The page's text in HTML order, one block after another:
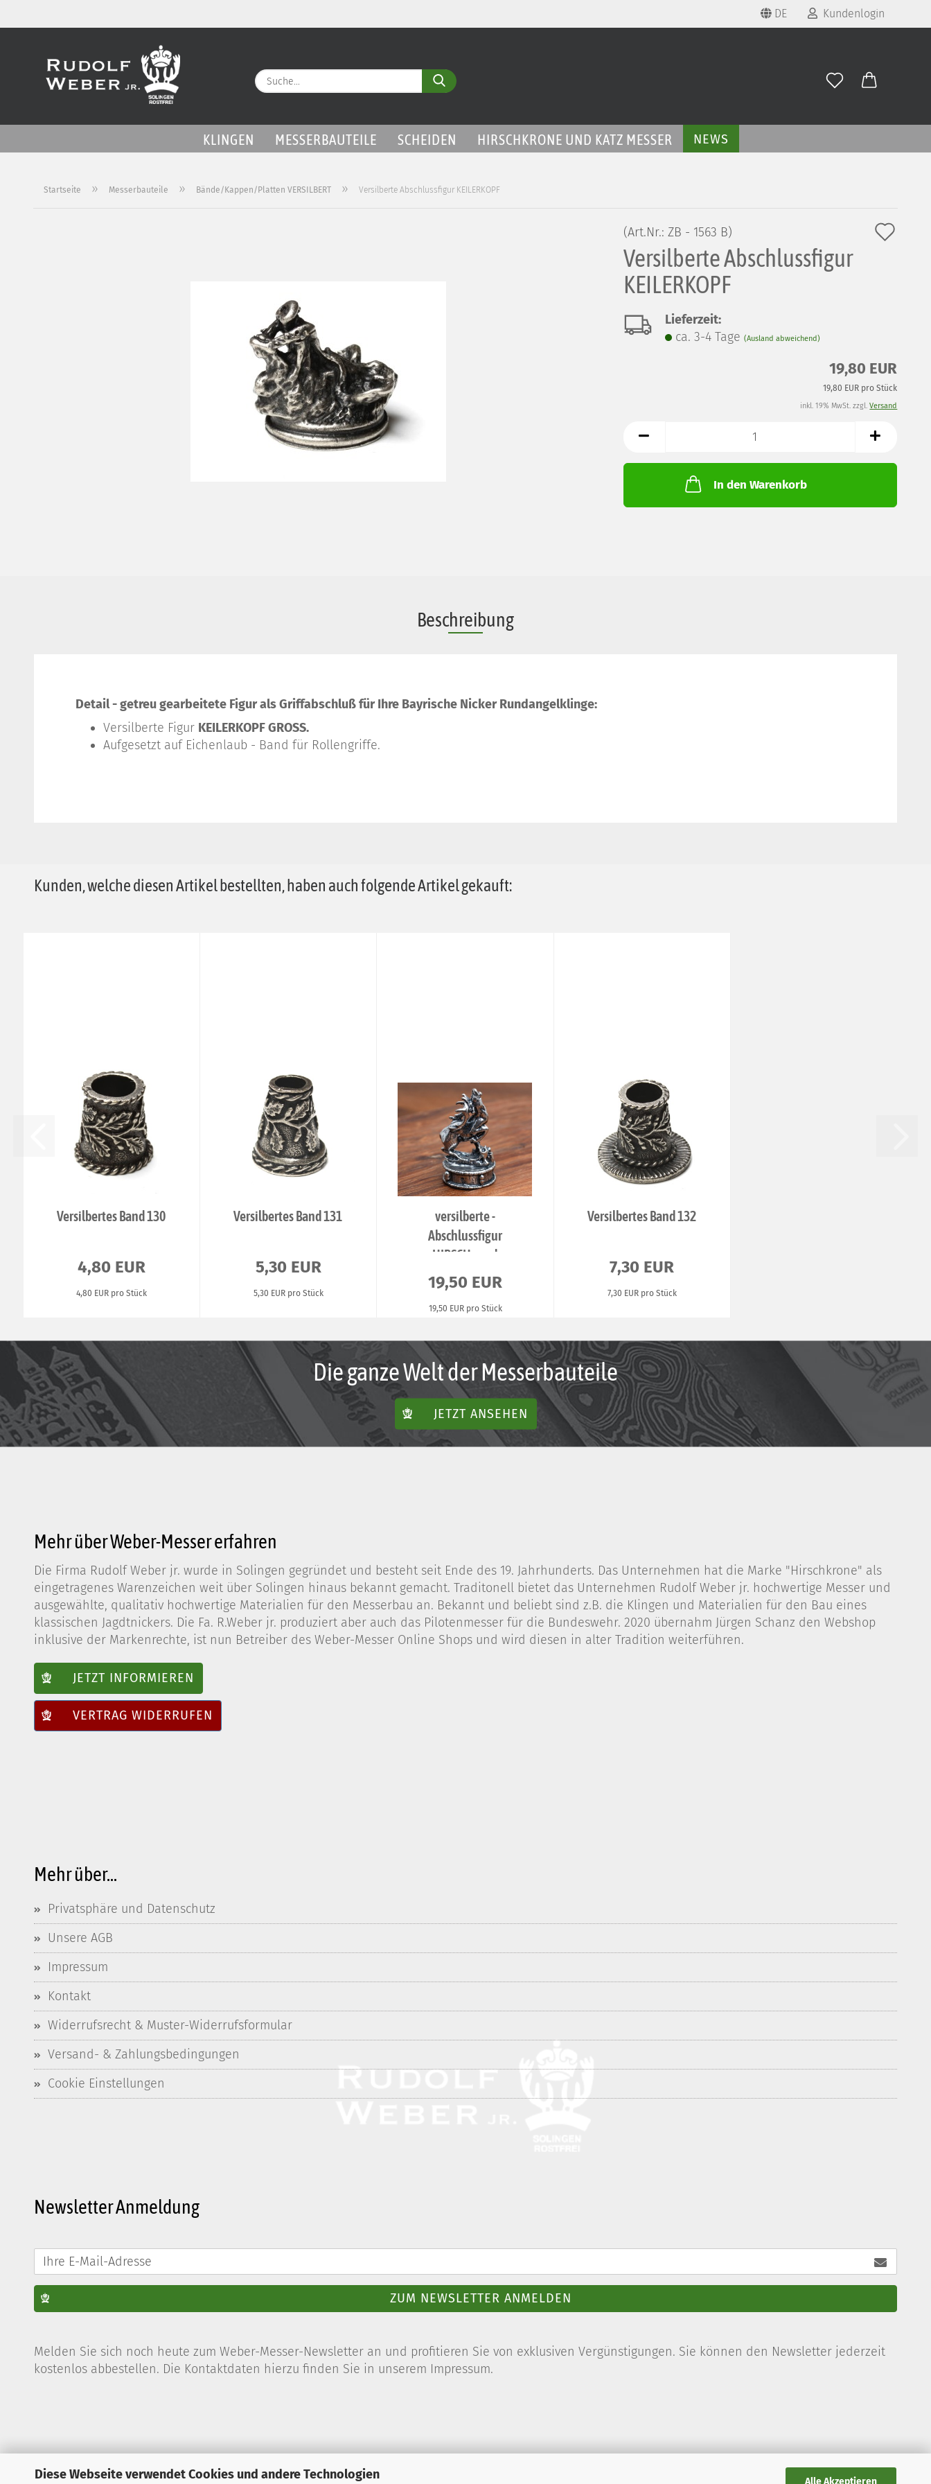
Diese Webseite verwendet Cookies und andere Technologien Alle Akzeptieren
DE Kundenlogin
Passwort
Suche...
KLINGEN MESSERBAUTEILE SCHEIDEN HIRSCHKRONE UND KATZ MESSER NEWS
Startseite » Messerbauteile » Bände/Kappen/Platten VERSILBERT » Versilberte Abschlussfigur KEILERKOPF
(Art.Nr.: ZB - 1563 B)
Versilberte Abschlussfigur
KEILERKOPF
Lieferzeit:
ca. 3-4 Tage (Ausland abweichend)
19,80 EUR
19,80 EUR pro Stück
inkl. 19% MwSt. zzgl.Versand
In den Warenkorb
Beschreibung
Detail - getreu gearbeitete Figur als Griffabschluß für Ihre Bayrische Nicker Rundangelklinge:
Versilberte Figur KEILERKOPF GROSS.
Aufgesetzt auf Eichenlaub - Band für Rollengriffe.
Kunden, welche diesen Artikel bestellten, haben auch folgende Artikel gekauft:
Versilbertes Band 130
4,80 EUR
4,80 EUR pro Stück
Versilbertes Band 131
5,30 EUR
5,30 EUR pro Stück
versilberte -
Abschlussfigur
HIRSCH rund
19,50 EUR
19,50 EUR pro Stück
Versilbertes Band 132
7,30 EUR
7,30 EUR pro Stück
Die ganze Welt der Messerbauteile
JETZT ANSEHEN
Mehr über Weber-Messer erfahren
Die Firma Rudolf Weber jr. wurde in Solingen gegründet und besteht seit Ende des 19. Jahrhunderts. Das Unternehmen hat die Marke "Hirschkrone" als
eingetragenes Warenzeichen weit über Solingen hinaus bekannt gemacht. Traditonell bietet das Unternehmen Rudolf Weber jr. hochwertige Messer und
ausgewählte, qualitativ hochwertige Materialien für den Messerbau an. Bekannt und beliebt sind z.B. die Klingen und Materialien für den Bau eines
klassischen Jagdtnickers. Die Fa. R.Weber jr. produziert aber auch das Pilotenmesser für die Bundeswehr. 2020 übernahm Jürgen Schanz den Webshop
inklusive der Markenrechte, ist nun Betreiber des Weber-Messer Online Shops und wird diesen in alter Tradition weiterführen.
JETZT INFORMIEREN
VERTRAG WIDERRUFEN
Mehr über...
Privatsphäre und Datenschutz
Unsere AGB
Impressum
Kontakt
Widerrufsrecht & Muster-Widerrufsformular
Versand- & Zahlungsbedingungen
Cookie Einstellungen
Newsletter Anmeldung
ZUM NEWSLETTER ANMELDEN
Melden Sie sich noch heute zum Weber-Messer-Newsletter an und profitieren Sie von exklusiven Vergünstigungen. Sie können den Newsletter jederzeit
kostenlos abbestellen. Die Kontaktdaten hierzu finden Sie in unserem Impressum.